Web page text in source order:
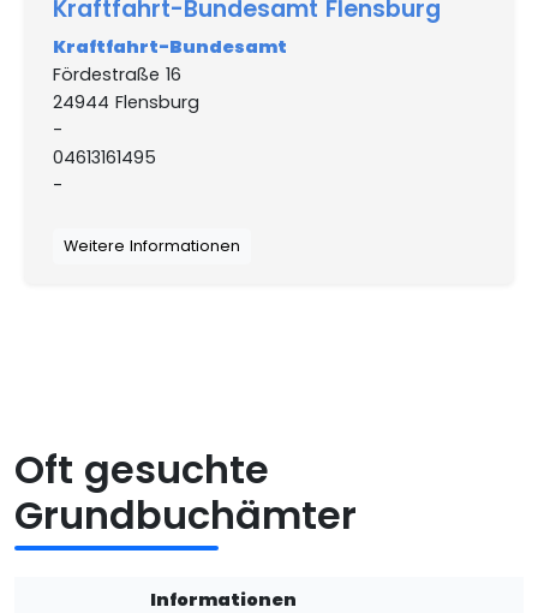
Kraftfahrt-Bundesamt Flensburg
Kraftfahrt-Bundesamt
Fördestraße 16
24944 Flensburg
-
04613161495
-
Weitere Informationen
Oft gesuchte
Grundbuchämter
Informationen